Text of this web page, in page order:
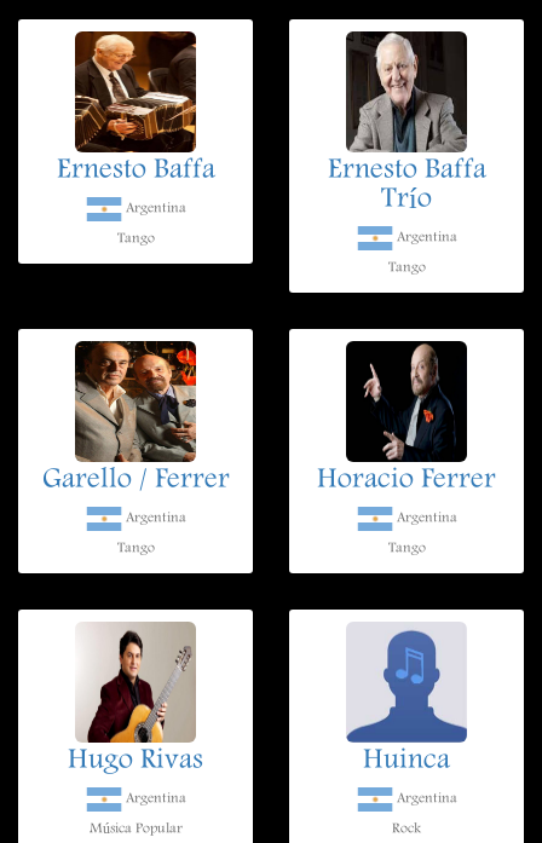
Ernesto Baffa
Argentina
Tango
Ernesto Baffa
Trío
Argentina
Tango
Garello / Ferrer
Argentina
Tango
Horacio Ferrer
Argentina
Tango
Hugo Rivas
Argentina
Música Popular
Huinca
Argentina
Rock